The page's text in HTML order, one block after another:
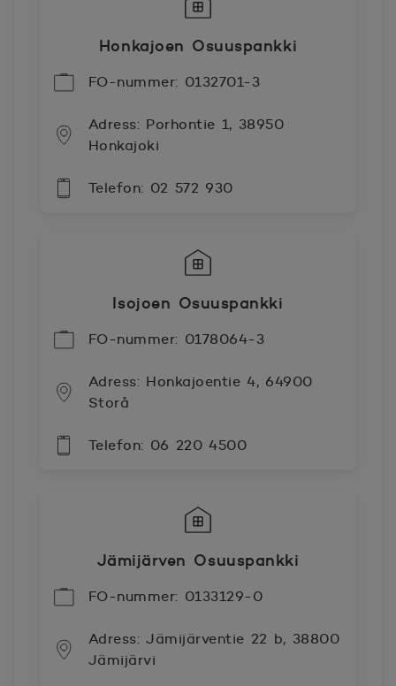
Honkajoen Osuuspankki
FO-nummer: 0132701-3
Adress: Porhontie 1, 38950
Honkajoki
Telefon: 02 572 930
Isojoen Osuuspankki
FO-nummer: 0178064-3
Adress: Honkajoentie 4, 64900
Storå
Telefon: 06 220 4500
Jämijärven Osuuspankki
FO-nummer: 0133129-0
Adress: Jämijärventie 22 b, 38800
Jämijärvi